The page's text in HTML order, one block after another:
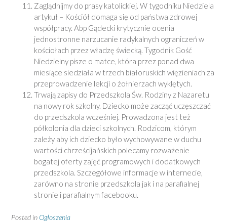
Zaglądnijmy do prasy katolickiej. W tygodniku Niedziela
artykuł – Kościół domaga się od państwa zdrowej
współpracy. Abp Gądecki krytycznie ocenia
jednostronne narzucanie radykalnych ograniczeń w
kościołach przez władzę świecką. Tygodnik Gość
Niedzielny pisze o matce, która przez ponad dwa
miesiące siedziała w trzech białoruskich więzieniach za
przeprowadzenie lekcji o żołnierzach wyklętych.
Trwają zapisy do Przedszkola Św. Rodziny z Nazaretu
na nowy rok szkolny. Dziecko może zacząć uczęszczać
do przedszkola wcześniej. Prowadzona jest też
półkolonia dla dzieci szkolnych. Rodzicom, którym
zależy aby ich dziecko było wychowywane w duchu
wartości chrześcijańskich polecamy rozważenie
bogatej oferty zajęć programowych i dodatkowych
przedszkola. Szczegółowe informacje w internecie,
zarówno na stronie przedszkola jak i na parafialnej
stronie i parafialnym facebooku.
Posted in Ogłoszenia